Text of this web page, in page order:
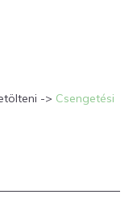
-> Csengetési